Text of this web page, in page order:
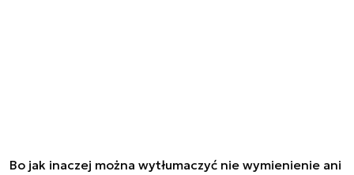
Bo jak inaczej można wytłumaczyć nie wymienienie ani